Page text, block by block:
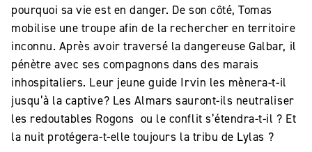
pourquoi sa vie est en danger. De son côté, Tomas
mobilise une troupe afin de la rechercher en territoire
inconnu. Après avoir traversé la dangereuse Galbar, il
pénètre avec ses compagnons dans des marais
inhospitaliers. Leur jeune guide Irvin les mènera-t-il
jusqu’à la captive? Les Almars sauront-ils neutraliser
les redoutables Rogons ou le conflit s’étendra-t-il ? Et
la nuit protégera-t-elle toujours la tribu de Lylas ?